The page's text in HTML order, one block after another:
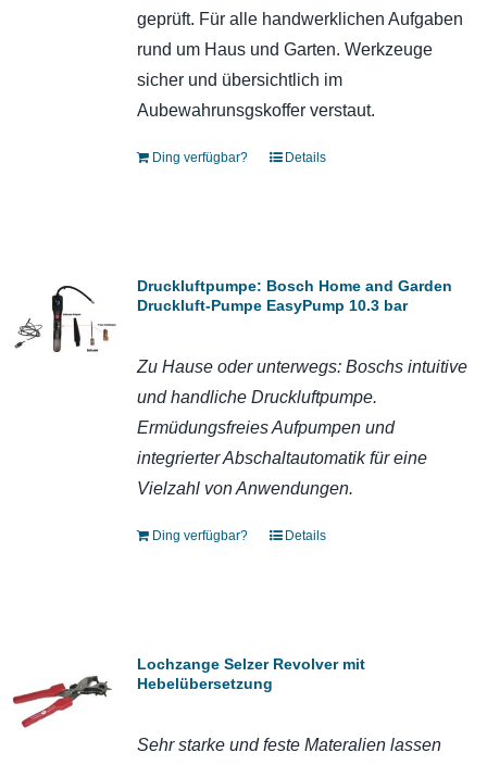
geprüft. Für alle handwerklichen Aufgaben
rund um Haus und Garten. Werkzeuge
sicher und übersichtlich im
Aubewahrunsgskoffer verstaut.
Ding verfügbar? Details
Druckluftpumpe: Bosch Home and Garden
Druckluft-Pumpe EasyPump 10.3 bar
Zu Hause oder unterwegs: Boschs intuitive
und handliche Druckluftpumpe.
Ermüdungsfreies Aufpumpen und
integrierter Abschaltautomatik für eine
Vielzahl von Anwendungen.
Ding verfügbar? Details
Lochzange Selzer Revolver mit
Hebelübersetzung
Sehr starke und feste Materalien lassen